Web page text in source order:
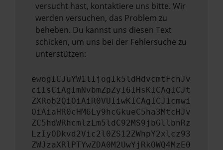
versucht hast, kontaktiere uns bitte. Wir
werden versuchen, das Problem zu
beheben. Du kannst uns diesen Text
schicken, um uns bei der Fehlersuche zu
unterstützen:
ewogICJuYW1lIjogIk5ldHdvcmtFcnJv
ciIsCiAgImNvbmZpZyI6IHsKICAgICJt
ZXRob2QiOiAiR0VUIiwKICAgICJ1cmwi
OiAiaHR0cHM6Ly9hcGkueC5ha3MtcHJv
ZC5hdWRhcmlzLm5ldC92MS9jbGllbnRz
LzIyODkvd2Vic2l0ZS12ZWhpY2xlcz93
ZWJzaXRlPTYwZDA0M2UwYjRkOWQ4MzE0